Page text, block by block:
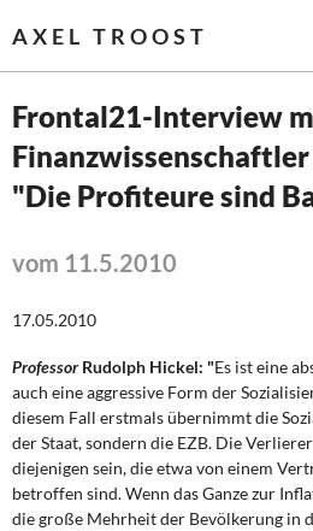
AXEL TROOST
Startseite
Leitlinien linker Wirtschafts- und
Wirtschaftspolitik
Steuer- und Finanzpolitik
Öffentliche Infrastruktur und
Eurokrise und Griechenland
Frontal21-Interview
"Die Profiteure sind
vom 11.5.2010
17.05.2010
ProfessorRudolph Hickel: "Es ist eine
auch eine aggressive Form der
diesem Fall erstmals übernimmt die
der Staat, sondern die EZB. Die
diejenigen sein, die etwa von einem
betroffen sind. Wenn das Ganze zur
die große Mehrheit der Bevölkerung in